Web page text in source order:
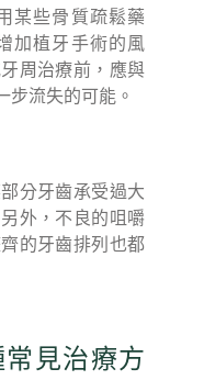
某些骨質疏鬆藥
加植牙手術的風
周治療前，應與
步流失的可能。
分牙齒承受過大
外，不良的咀嚼
的牙齒排列也都
見治療方